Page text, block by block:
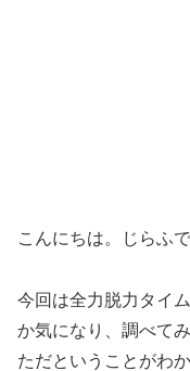
こんにちは。じらふで
今回は全力脱力タイ
か気になり、調べてみ
ただということがわか